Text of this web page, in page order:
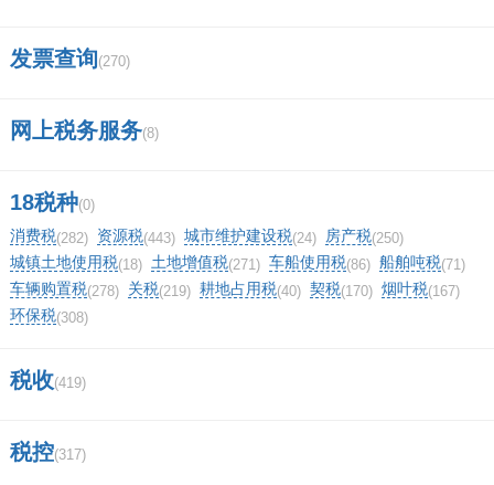
都提示密码错误，后来有说账户被锁定，是怎么
证券化是什么意思啊？
发票查询(270)
网上税务服务(8)
18税种(0)
消费税(282) 资源税(443) 城市维护建设税(24) 房产税(250)
城镇土地使用税(18) 土地增值税(271) 车船使用税(86) 船舶吨税(71)
车辆购置税(278) 关税(219) 耕地占用税(40) 契税(170) 烟叶税(167)
环保税(308)
税收(419)
税控(317)